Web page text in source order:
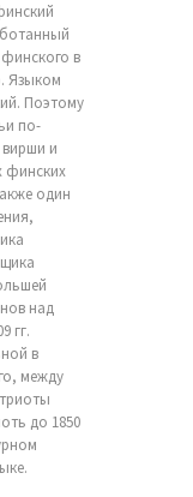
в
Языком
Поэтому
по-
и
финских
один
над
гг.
в
между
до 1850